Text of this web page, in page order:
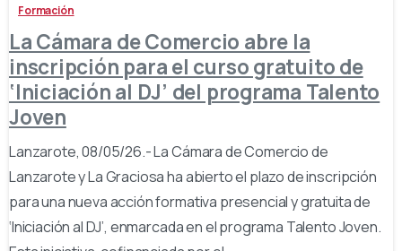
Formación
La Cámara de Comercio abre la
inscripción para el curso gratuito de
‘Iniciación al DJ’ del programa Talento
Joven
Lanzarote, 08/05/26.- La Cámara de Comercio de
Lanzarote y La Graciosa ha abierto el plazo de inscripción
para una nueva acción formativa presencial y gratuita de
‘Iniciación al DJ’, enmarcada en el programa Talento Joven.